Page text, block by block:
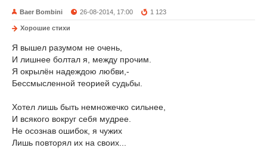
Baer Bombini 26-08-2014, 17:00 1 123
Хорошие стихи
Я вышел разумом не очень,
И лишнее болтал я, между прочим.
Я окрылён надеждою любви,-
Бессмысленной теорией судьбы.
Хотел лишь быть немножечко сильнее,
И всякого вокруг себя мудрее.
Не осознав ошибок, я чужих
Лишь повторял их на своих...